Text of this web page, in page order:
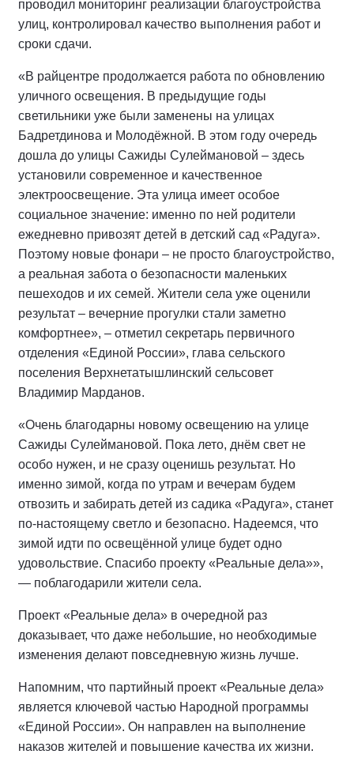
проводил мониторинг реализации благоустройства
улиц, контролировал качество выполнения работ и
сроки сдачи.
«В райцентре продолжается работа по обновлению
уличного освещения. В предыдущие годы
светильники уже были заменены на улицах
Бадретдинова и Молодёжной. В этом году очередь
дошла до улицы Сажиды Сулеймановой – здесь
установили современное и качественное
электроосвещение. Эта улица имеет особое
социальное значение: именно по ней родители
ежедневно привозят детей в детский сад «Радуга».
Поэтому новые фонари – не просто благоустройство,
а реальная забота о безопасности маленьких
пешеходов и их семей. Жители села уже оценили
результат – вечерние прогулки стали заметно
комфортнее», – отметил секретарь первичного
отделения «Единой России», глава сельского
поселения Верхнетатышлинский сельсовет
Владимир Марданов.
«Очень благодарны новому освещению на улице
Сажиды Сулеймановой. Пока лето, днём свет не
особо нужен, и не сразу оценишь результат. Но
именно зимой, когда по утрам и вечерам будем
отвозить и забирать детей из садика «Радуга», станет
по-настоящему светло и безопасно. Надеемся, что
зимой идти по освещённой улице будет одно
удовольствие. Спасибо проекту «Реальные дела»»,
— поблагодарили жители села.
Проект «Реальные дела» в очередной раз
доказывает, что даже небольшие, но необходимые
изменения делают повседневную жизнь лучше.
Напомним, что партийный проект «Реальные дела»
является ключевой частью Народной программы
«Единой России». Он направлен на выполнение
наказов жителей и повышение качества их жизни.